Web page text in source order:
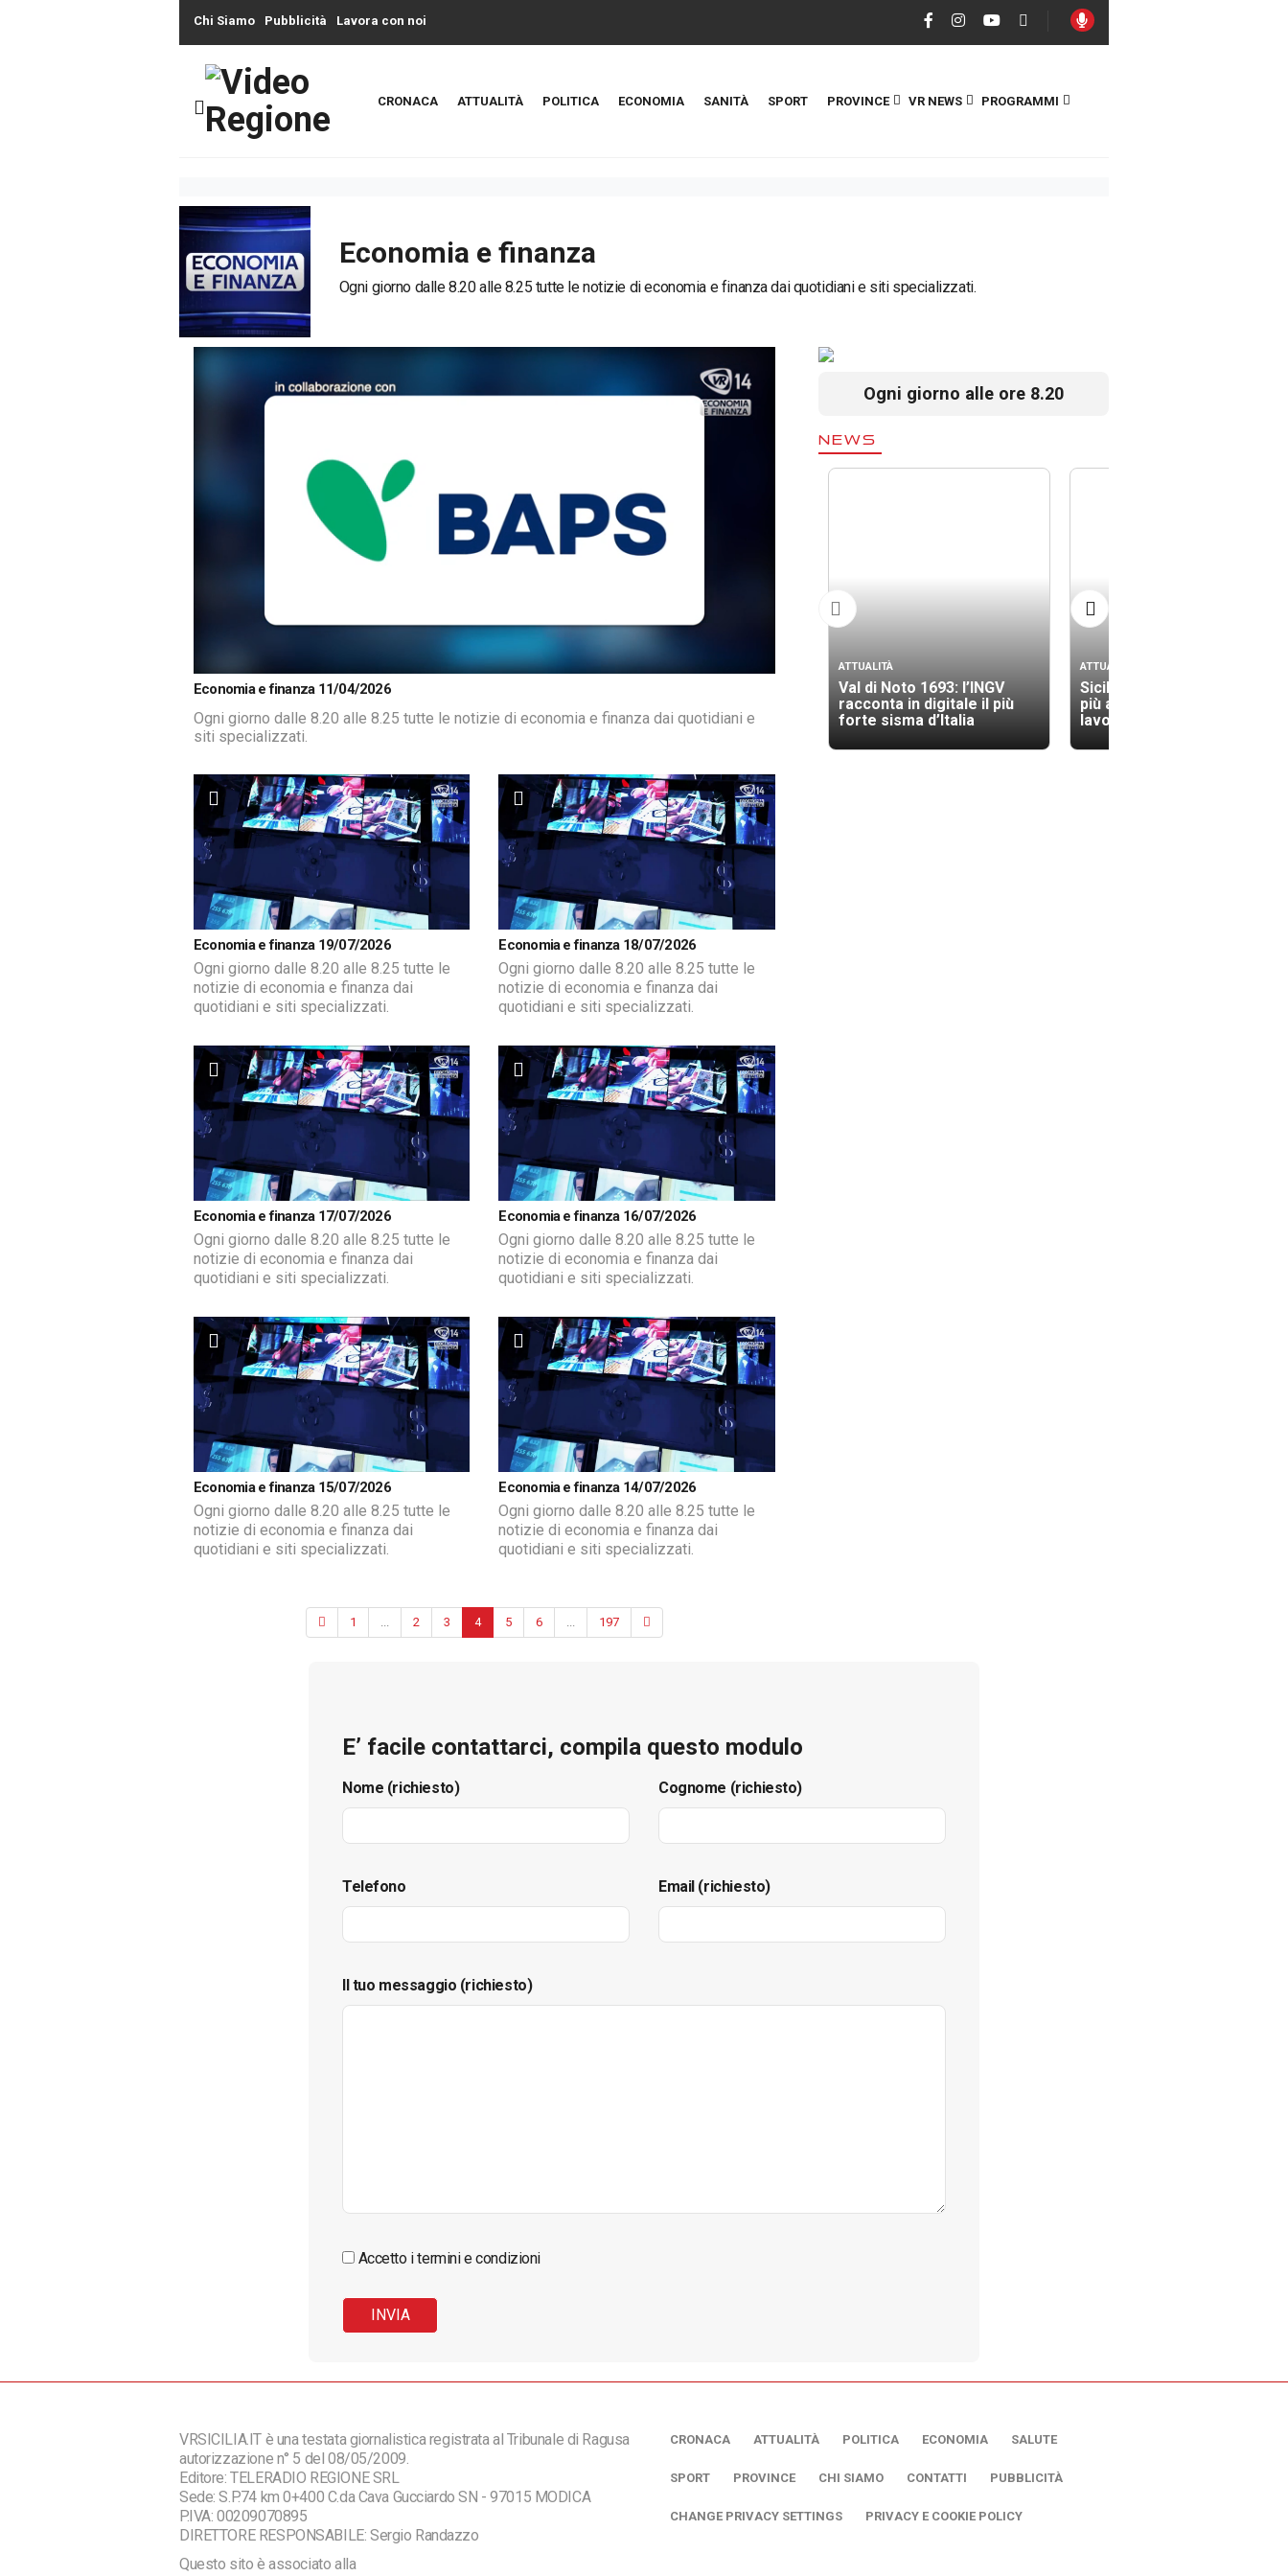
Chi Siamo Pubblicità Lavora con noi
CRONACA ATTUALITÀ POLITICA ECONOMIA SANITÀ SPORT PROVINCE VR NEWS PROGRAMMI
Economia e finanza
Ogni giorno dalle 8.20 alle 8.25 tutte le notizie di economia e finanza dai quotidiani e siti specializzati.
18.91%
Economia e finanza 11/04/2026
Ogni giorno dalle 8.20 alle 8.25 tutte le notizie di economia e finanza dai quotidiani e
siti specializzati.
Economia e finanza 19/07/2026
Ogni giorno dalle 8.20 alle 8.25 tutte le
notizie di economia e finanza dai
quotidiani e siti specializzati.
Economia e finanza 18/07/2026
Ogni giorno dalle 8.20 alle 8.25 tutte le
notizie di economia e finanza dai
quotidiani e siti specializzati.
Economia e finanza 17/07/2026
Ogni giorno dalle 8.20 alle 8.25 tutte le
notizie di economia e finanza dai
quotidiani e siti specializzati.
Economia e finanza 16/07/2026
Ogni giorno dalle 8.20 alle 8.25 tutte le
notizie di economia e finanza dai
quotidiani e siti specializzati.
Economia e finanza 15/07/2026
Ogni giorno dalle 8.20 alle 8.25 tutte le
notizie di economia e finanza dai
quotidiani e siti specializzati.
Economia e finanza 14/07/2026
Ogni giorno dalle 8.20 alle 8.25 tutte le
notizie di economia e finanza dai
quotidiani e siti specializzati.
1 ... 2 3 4 5 6 ... 197
Ogni giorno alle ore 8.20
NEWS
ATTUALITÀ
Val di Noto 1693: l’INGV
racconta in digitale il più
forte sisma d’Italia
ATTUALITÀ
Sicilia tra le regioni con il
più alto indice di morti sul
lavoro
E’ facile contattarci, compila questo modulo
Nome (richiesto) Cognome (richiesto)
Telefono Email (richiesto)
Il tuo messaggio (richiesto)
Accetto i termini e condizioni
VRSICILIA.IT è una testata giornalistica registrata al Tribunale di Ragusa
autorizzazione n° 5 del 08/05/2009.
Editore: TELERADIO REGIONE SRL
Sede: S.P.74 km 0+400 C.da Cava Gucciardo SN - 97015 MODICA
P.IVA: 00209070895
DIRETTORE RESPONSABILE: Sergio Randazzo
Questo sito è associato alla
CRONACA ATTUALITÀ POLITICA ECONOMIA SALUTE
SPORT PROVINCE CHI SIAMO CONTATTI PUBBLICITÀ
CHANGE PRIVACY SETTINGS PRIVACY E COOKIE POLICY